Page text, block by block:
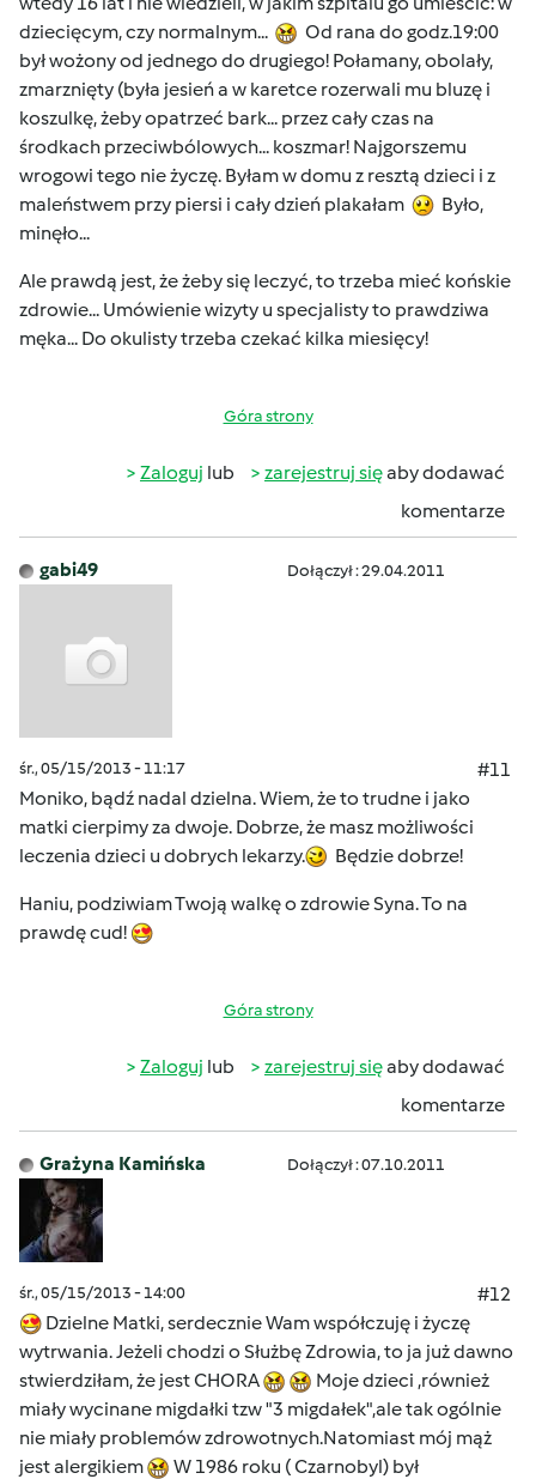
dziecięcym, czy normalnym...
Od rana do godz.19:00
był wożony od jednego do drugiego! Połamany, obolały,
zmarznięty (była jesień a w karetce rozerwali mu bluzę i
koszulkę, żeby opatrzeć bark... przez cały czas na
środkach przeciwbólowych... koszmar! Najgorszemu
wrogowi tego nie życzę. Byłam w domu z resztą dzieci i z
maleństwem przy piersi i cały dzień plakałam
Było,
minęło...
Ale prawdą jest, że żeby się leczyć, to trzeba mieć końskie
zdrowie... Umówienie wizyty u specjalisty to prawdziwa
męka... Do okulisty trzeba czekać kilka miesięcy!
Góra strony
Zaloguj lub zarejestruj sięaby dodawać
komentarze
gabi49 Dołączył : 29.04.2011
śr., 05/15/2013 - 11:17
#11
Moniko, bądź nadal dzielna. Wiem, że to trudne i jako
matki cierpimy za dwoje. Dobrze, że masz możliwości
leczenia dzieci u dobrych lekarzy.
Będzie dobrze!
Haniu, podziwiam Twoją walkę o zdrowie Syna. To na
prawdę cud!
Góra strony
Zaloguj lub zarejestruj sięaby dodawać
komentarze
Grażyna Kamińska Dołączył : 07.10.2011
śr., 05/15/2013 - 14:00
#12
Dzielne Matki, serdecznie Wam współczuję i życzę
wytrwania. Jeżeli chodzi o Służbę Zdrowia, to ja już dawno
stwierdziłam, że jest CHORA
Moje dzieci ,również
miały wycinane migdałki tzw "3 migdałek",ale tak ogólnie
nie miały problemów zdrowotnych.Natomiast mój mąż
jest alergikiem
W 1986 roku ( Czarnobyl) był